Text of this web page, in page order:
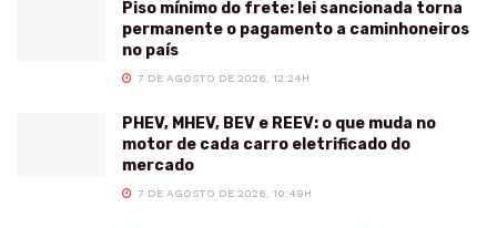
Piso mínimo do frete: lei sancionada torna
permanente o pagamento a caminhoneiros
no país
7 DE AGOSTO DE 2026, 12:24H
PHEV, MHEV, BEV e REEV: o que muda no
motor de cada carro eletrificado do
mercado
7 DE AGOSTO DE 2026, 10:49H